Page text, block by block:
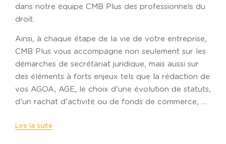
dans notre équipe CMB Plus des professionnels du
droit.
Ainsi, à chaque étape de la vie de votre entreprise,
CMB Plus vous accompagne non seulement sur les
démarches de secrétariat juridique, mais aussi sur
des éléments à forts enjeux tels que la rédaction de
vos AGOA, AGE, le choix d’une évolution de statuts,
d’un rachat d’activité ou de fonds de commerce, …
Lire la suite